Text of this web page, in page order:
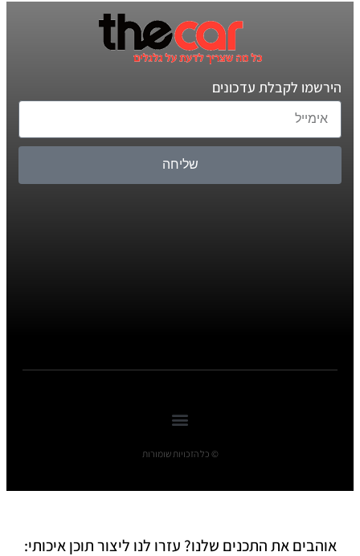
הירשמו לקבלת עדכונים
שליחה
© כל הזכויות שומורות
אוהבים את התכנים שלנו? עזרו לנו ליצור תוכן איכותי: